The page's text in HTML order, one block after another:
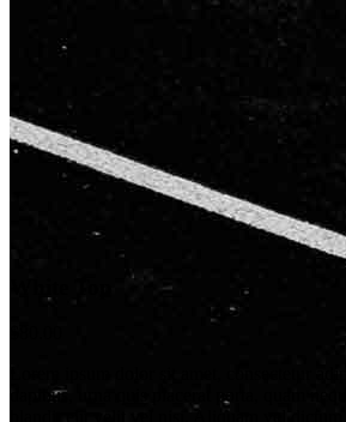
dapibus, urna quis placerat porta, quam